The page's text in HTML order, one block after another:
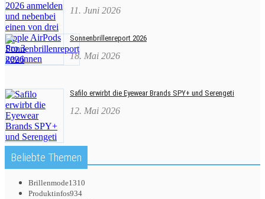
11. Juni 2026
Sonnenbrillenreport 2026
18. Mai 2026
Safilo erwirbt die Eyewear Brands SPY+ und Serengeti
12. Mai 2026
Beliebte Themen
Brillenmode1310
Produktinfos934